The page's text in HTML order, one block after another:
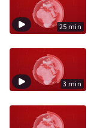
25 min
3 min